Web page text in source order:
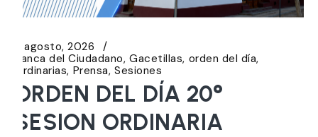
5 agosto, 2026
Banca del Ciudadano Gacetillas orden del día
Ordinarias Prensa Sesiones
ORDEN DEL DÍA 20°
SESION ORDINARIA